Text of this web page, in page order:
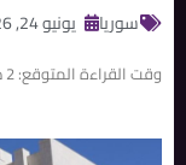
سوريا يونيو 24, 2026
وقت القراءة المتوقع:2